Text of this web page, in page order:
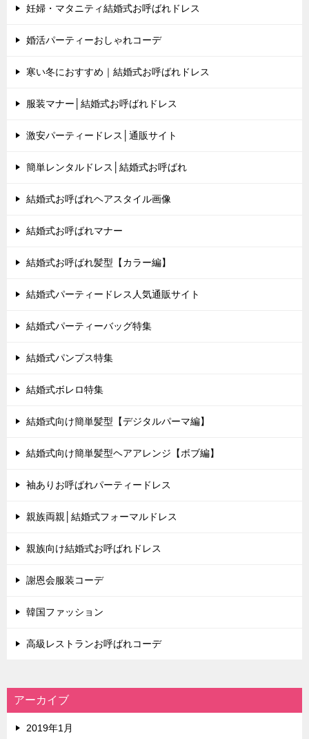
妊婦・マタニティ結婚式お呼ばれドレス
婚活パーティーおしゃれコーデ
寒い冬におすすめ｜結婚式お呼ばれドレス
服装マナー│結婚式お呼ばれドレス
激安パーティードレス│通販サイト
簡単レンタルドレス│結婚式お呼ばれ
結婚式お呼ばれヘアスタイル画像
結婚式お呼ばれマナー
結婚式お呼ばれ髪型【カラー編】
結婚式パーティードレス人気通販サイト
結婚式パーティーバッグ特集
結婚式パンプス特集
結婚式ボレロ特集
結婚式向け簡単髪型【デジタルパーマ編】
結婚式向け簡単髪型ヘアアレンジ【ボブ編】
袖ありお呼ばれパーティードレス
親族両親│結婚式フォーマルドレス
親族向け結婚式お呼ばれドレス
謝恩会服装コーデ
韓国ファッション
高級レストランお呼ばれコーデ
アーカイブ
2019年1月